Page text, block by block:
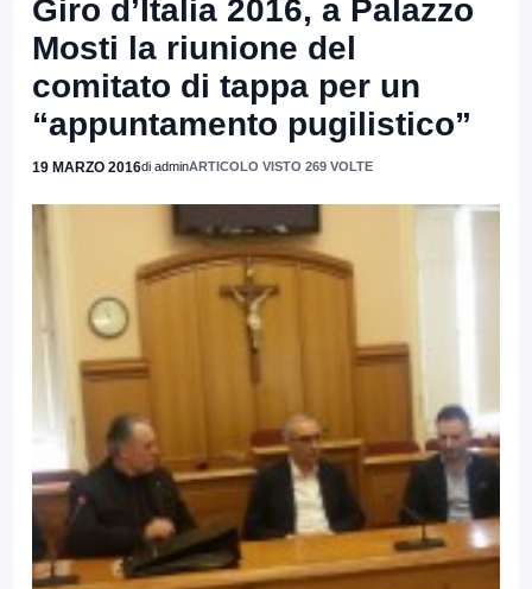
Giro d’Italia 2016, a Palazzo
Mosti la riunione del
comitato di tappa per un
“appuntamento pugilistico”
19 MARZO 2016di adminARTICOLO VISTO 269 VOLTE